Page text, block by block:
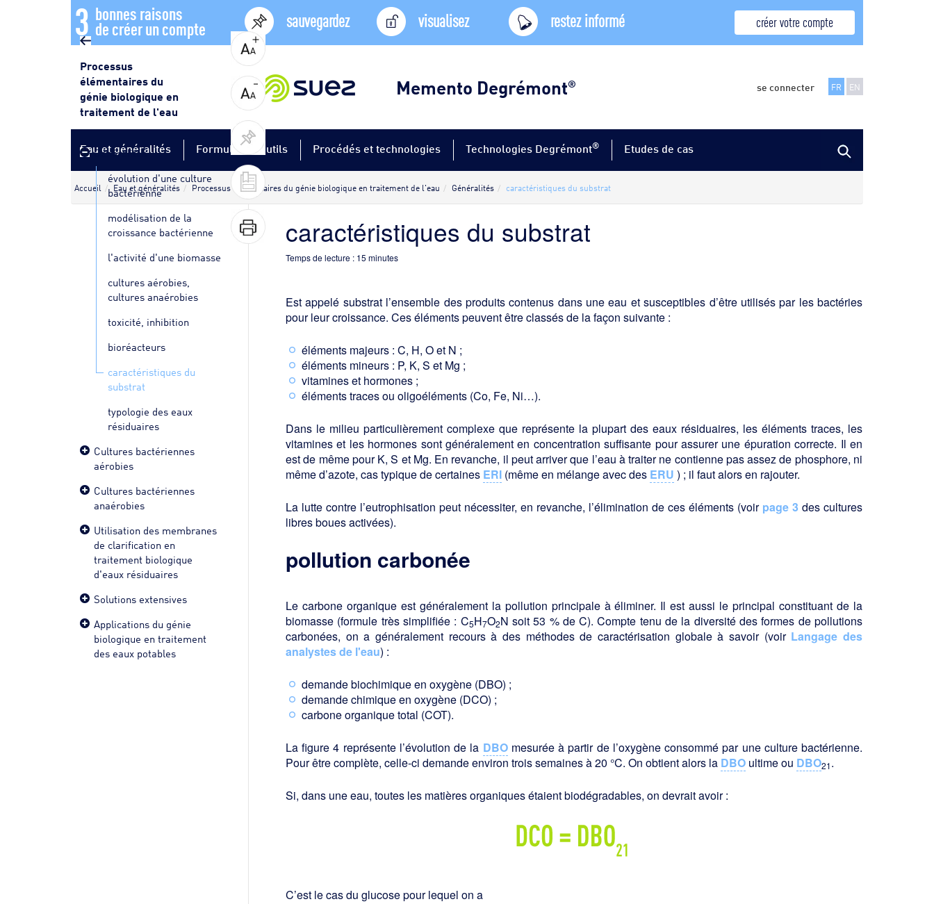
3 bonnes raisons
de créer un compte sauvegardez visualisez restez informé créer votre compte
Memento Degrémont® se connecter FR EN
Eau et généralités Formules et outils Procédés et technologies Technologies Degrémont® Etudes de cas
Accueil Eau et généralités Processus élémentaires du génie biologique en traitement de l'eau Généralités caractéristiques du substrat
Processus
élémentaires du
génie biologique en
traitement de l'eau
Généralités
évolution d'une culture
bactérienne
modélisation de la
croissance bactérienne
l'activité d'une biomasse
cultures aérobies,
cultures anaérobies
toxicité, inhibition
bioréacteurs
caractéristiques du
substrat
typologie des eaux
résiduaires
Cultures bactériennes
aérobies
Cultures bactériennes
anaérobies
Utilisation des membranes
de clarification en
traitement biologique
d'eaux résiduaires
Solutions extensives
Applications du génie
biologique en traitement
des eaux potables
caractéristiques du substrat
Temps de lecture : 15 minutes
Est appelé substrat l’ensemble des produits contenus dans une eau et susceptibles d’être utilisés par les bactéries
pour leur croissance. Ces éléments peuvent être classés de la façon suivante :
éléments majeurs : C, H, O et N ;
éléments mineurs : P, K, S et Mg ;
vitamines et hormones ;
éléments traces ou oligoéléments (Co, Fe, Ni…).
Dans le milieu particulièrement complexe que représente la plupart des eaux résiduaires, les éléments tra­ces, les
vitamines et les hormones sont généralement en concentration suffisante pour assurer une épura­tion correcte. Il en
est de même pour K, S et Mg. En revanche, il peut arriver que l’eau à traiter ne contienne pas assez de phosphore, ni
même d’azote, cas typique de certaines ERI (même en mélange avec des ERU ) ; il faut alors en rajouter.
La lutte contre l’eutrophisation peut nécessiter, en revanche, l’élimination de ces éléments (voir page 3 des cultures
libres boues activées).
pollution carbonée
Le carbone organique est généralement la pollution principale à éliminer. Il est aussi le principal consti­tuant de la
biomasse (formule très simplifiée : C5H7O2N soit 53 % de C). Compte tenu de la diversité des for­mes de pollutions
carbonées, on a généralement recours à des méthodes de caractérisation globale à savoir (voir Langage des
analystes de l'eau) :
demande biochimique en oxygène (DBO) ;
demande chimique en oxygène (DCO) ;
carbone organique total (COT).
La figure 4 représente l’évolution de la DBOmesurée à partir de l’oxygène consommé par une culture bac­térienne.
Pour être complète, celle-ci demande environ trois semaines à 20 °C. On obtient alors la DBO ultime ou DBO21.
Si, dans une eau, toutes les matières organiques étaient biodégradables, on devrait avoir :
C’est le cas du glucose pour lequel on a